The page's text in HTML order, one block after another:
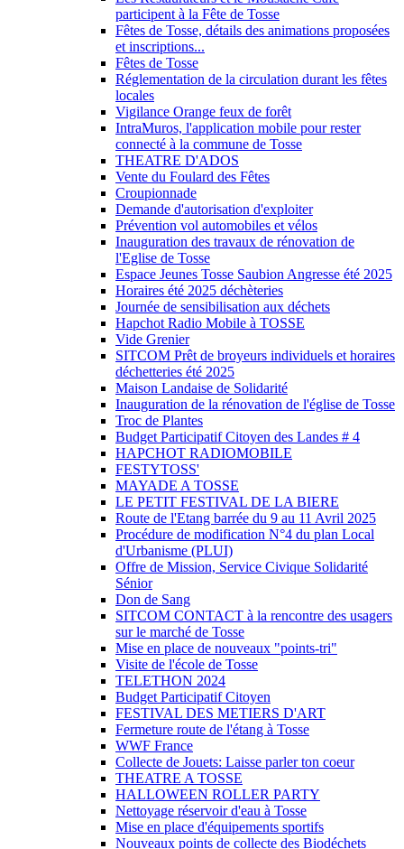
participent à la Fête de Tosse
Fêtes de Tosse, détails des animations proposées
et inscriptions...
Fêtes de Tosse
Réglementation de la circulation durant les fêtes
locales
Vigilance Orange feux de forêt
IntraMuros, l'application mobile pour rester
connecté à la commune de Tosse
THEATRE D'ADOS
Vente du Foulard des Fêtes
Croupionnade
Demande d'autorisation d'exploiter
Prévention vol automobiles et vélos
Inauguration des travaux de rénovation de
l'Eglise de Tosse
Espace Jeunes Tosse Saubion Angresse été 2025
Horaires été 2025 déchèteries
Journée de sensibilisation aux déchets
Hapchot Radio Mobile à TOSSE
Vide Grenier
SITCOM Prêt de broyeurs individuels et horaires
déchetteries été 2025
Maison Landaise de Solidarité
Inauguration de la rénovation de l'église de Tosse
Troc de Plantes
Budget Participatif Citoyen des Landes # 4
HAPCHOT RADIOMOBILE
FESTYTOSS'
MAYADE A TOSSE
LE PETIT FESTIVAL DE LA BIERE
Route de l'Etang barrée du 9 au 11 Avril 2025
Procédure de modification N°4 du plan Local
d'Urbanisme (PLUI)
Offre de Mission, Service Civique Solidarité
Sénior
Don de Sang
SITCOM CONTACT à la rencontre des usagers
sur le marché de Tosse
Mise en place de nouveaux "points-tri"
Visite de l'école de Tosse
TELETHON 2024
Budget Participatif Citoyen
FESTIVAL DES METIERS D'ART
Fermeture route de l'étang à Tosse
WWF France
Collecte de Jouets: Laisse parler ton coeur
THEATRE A TOSSE
HALLOWEEN ROLLER PARTY
Nettoyage réservoir d'eau à Tosse
Mise en place d'équipements sportifs
Nouveaux points de collecte des Biodéchets